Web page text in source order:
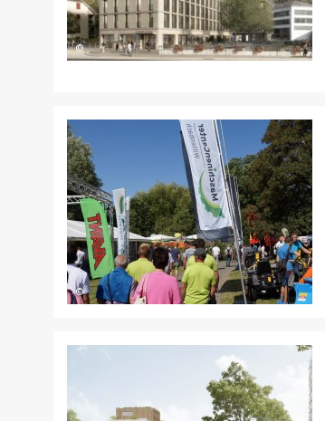
©
©